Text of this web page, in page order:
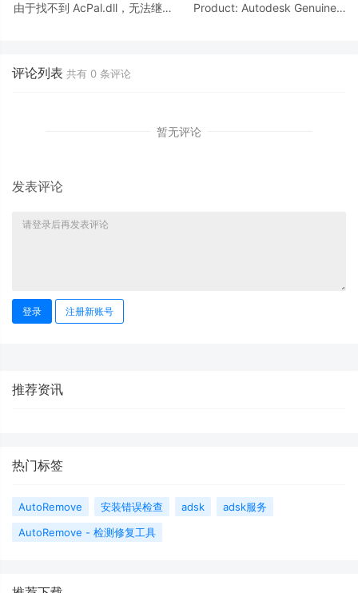
由于找不到 AcPal.dll，无法继续
Product: Autodesk Genuine
评论列表 共有 0 条评论
暂无评论
发表评论
登录 注册新账号
推荐资讯
热门标签
AutoRemove 安装错误检查 adsk
adsk服务
AutoRemove - 检测修复工具